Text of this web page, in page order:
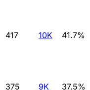
417 10K 41.7%
375 9K 37.5%